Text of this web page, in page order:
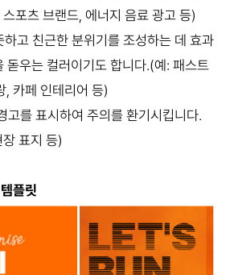
포츠 브랜드, 에너지 음료 광고 등)
고 친근한 분위기를 조성하는 데 효과
돋우는 컬러이기도 합니다.(예: 패스트
, 카페 인테리어 등)
고를 표시하여 주의를 환기시킵니다.
표지 등)
플릿